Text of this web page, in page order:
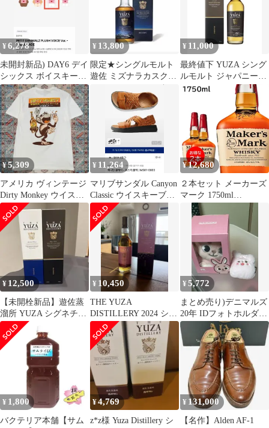
¥6,278
未開封新品) DAY6 デイ
シックス ボイスキーリ
ング フィール pil
¥ 13,800
限定★シングルモルト
遊佐 ミズナラカスク
JAL EXCLUSIVE 2026
¥ 11,000
最終値下 YUZA シング
ルモルト ジャパニーズ
ウイスキー YUZA 2026
¥5,309
アメリカ ヴィンテージ
Dirty Monkey ウイスキ
ー グラフィック 半袖 T
シャツ M
¥ 11,264
マリブサンダル Canyon
Classic ウイスキーブラ
ック 280
¥12,680
２本セット メーカーズ
マーク 1750ml
MAKER'S MARK バー
ボン ウイスキー アメリ
カ 大容量 正規品
¥ 12,500
【未開栓新品】遊佐蒸
溜所 YUZA シグネチャ
ーブレンド & YUZA
2024
¥ 10,450
THE YUZA
DISTILLERY 2024 シン
グルモルトウイスキー
¥5,772
まとめ売り)デニマルズ
20年 IDフォトホルダー
ウォンピル(WONPIL)
¥ 1,800
バクテリア本舗【サム
¥4,769
z*z様 Yuza Distillery シ
¥ 131,000
【名作】Alden AF-1